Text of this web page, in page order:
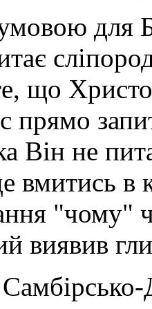
для
що
прямо
Він не
вмитись в
"чому"
виявив